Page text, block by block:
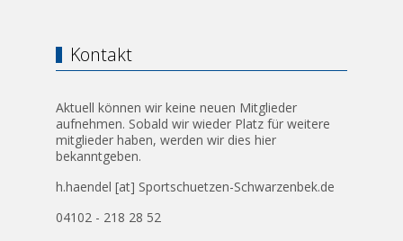
Kontakt
Aktuell können wir keine neuen Mitglieder
aufnehmen. Sobald wir wieder Platz für weitere
mitglieder haben, werden wir dies hier
bekanntgeben.
h.haendel [at] Sportschuetzen-Schwarzenbek.de
04102 - 218 28 52